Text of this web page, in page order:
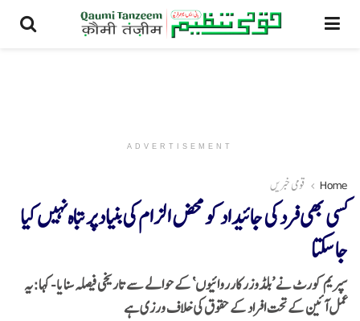
ADVERTISEMENT
Home قومی خبریں
کسی بھی فرد کی جائیداد کو محض الزام کی بنیاد پر تباہ نہیں کیا
جا سکتا
سپریم کورٹ نے ’بلڈوزر کارروائیوں‘ کے حوالے سے تاریخی فیصلہ سنایا - کہا:یہ
عمل آئین کے تحت افراد کے حقوق کی خلاف ورزی ہے